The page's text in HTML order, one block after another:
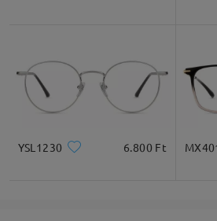
YSL1230 6.800 Ft